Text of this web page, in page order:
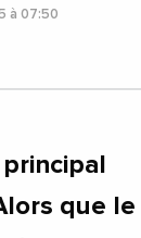
à 07:50
que le